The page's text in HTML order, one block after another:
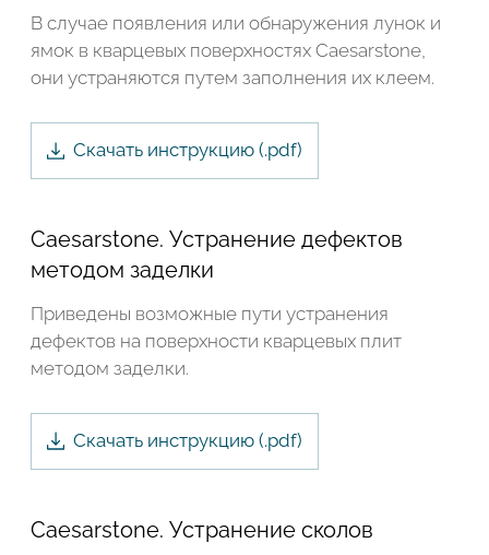
В случае появления или обнаружения лунок и
ямок в кварцевых поверхностях Caesarstone,
они устраняются путем заполнения их клеем.
Скачать инструкцию (.pdf)
Caesarstone. Устранение дефектов
методом заделки
Приведены возможные пути устранения
дефектов на поверхности кварцевых плит
методом заделки.
Скачать инструкцию (.pdf)
Caesarstone. Устранение сколов
Подтвердите, что вы не робот
ОТПРАВИТЬ ЗАЯВКУ
Подтвердите, что вы не робот
Подтвердите, что вы не робот
ОТПРАВИТЬ